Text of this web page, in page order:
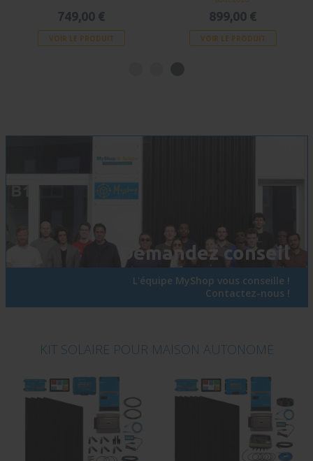
749,00 €
VOIR LE PRODUIT
899,00 €
VOIR LE PRODUIT
Demandez conseil
L'équipe MyShop vous conseille !
Contactez-nous !
KIT SOLAIRE POUR MAISON AUTONOME